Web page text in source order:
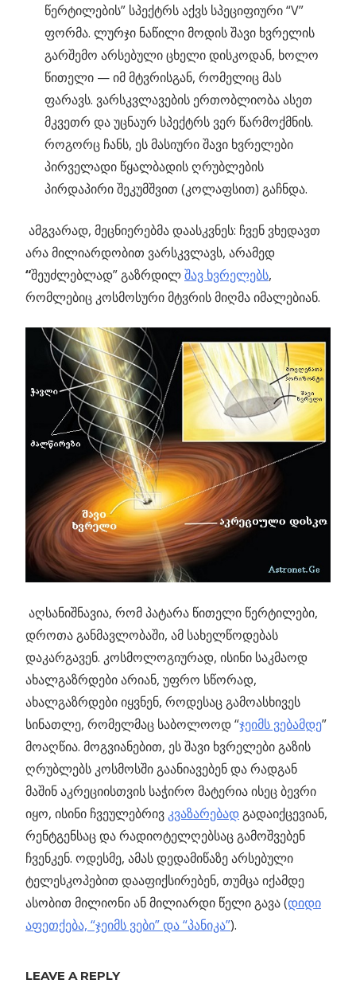
წერტილების” სპექტრს აქვს სპეციფიური “V”
ფორმა. ლურჯი ნაწილი მოდის შავი ხვრელის
გარშემო არსებული ცხელი დისკოდან, ხოლო
წითელი — იმ მტვრისგან, რომელიც მას
ფარავს. ვარსკვლავების ერთობლიობა ასეთ
მკვეთრ და უცნაურ სპექტრს ვერ წარმოქმნის.
როგორც ჩანს, ეს მასიური შავი ხვრელები
პირველადი წყალბადის ღრუბლების
პირდაპირი შეკუმშვით (კოლაფსით) გაჩნდა.
ამგვარად, მეცნიერებმა დაასკვნეს: ჩვენ ვხედავთ
არა მილიარდობით ვარსკვლავს, არამედ
“შეუძლებლად” გაზრდილშავ ხვრელებს,
რომლებიც კოსმოსური მტვრის მიღმა იმალებიან.
აღსანიშნავია, რომ პატარა წითელი წერტილები,
დროთა განმავლობაში, ამ სახელწოდებას
დაკარგავენ. კოსმოლოგიურად, ისინი საკმაოდ
ახალგაზრდები არიან, უფრო სწორად,
ახალგაზრდები იყვნენ, როდესაც გამოასხივეს
სინათლე, რომელმაც საბოლოოდ “ჯეიმს ვებამდე”
მოაღწია. მოგვიანებით, ეს შავი ხვრელები გაზის
ღრუბლებს კოსმოსში გაანიავებენ და რადგან
მაშინ აკრეციისთვის საჭირო მატერია ისეც ბევრი
იყო, ისინი ჩვეულებრივ კვაზარებადგადაიქცევიან,
რენტგენსაც და რადიოტელღებსაც გამოშვებენ
ჩვენკენ. ოდესმე, ამას დედამიწაზე არსებული
ტელესკოპებით დააფიქსირებენ, თუმცა იქამდე
ასობით მილიონი ან მილიარდი წელი გავა (დიდი
აფეთქება, “ჯეიმს ვები” და “პანიკა”).
Previous
ხელით
LEAVE A REPLY